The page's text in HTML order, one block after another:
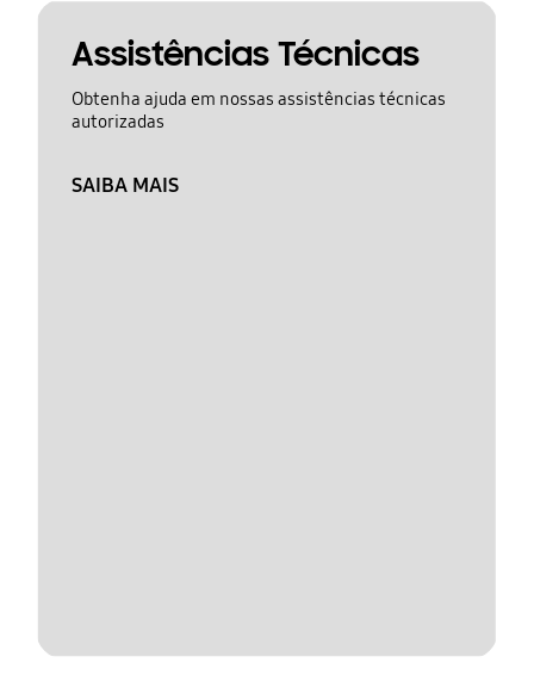
Assistências Técnicas
Obtenha ajuda em nossas assistências técnicas
autorizadas
SAIBA MAIS